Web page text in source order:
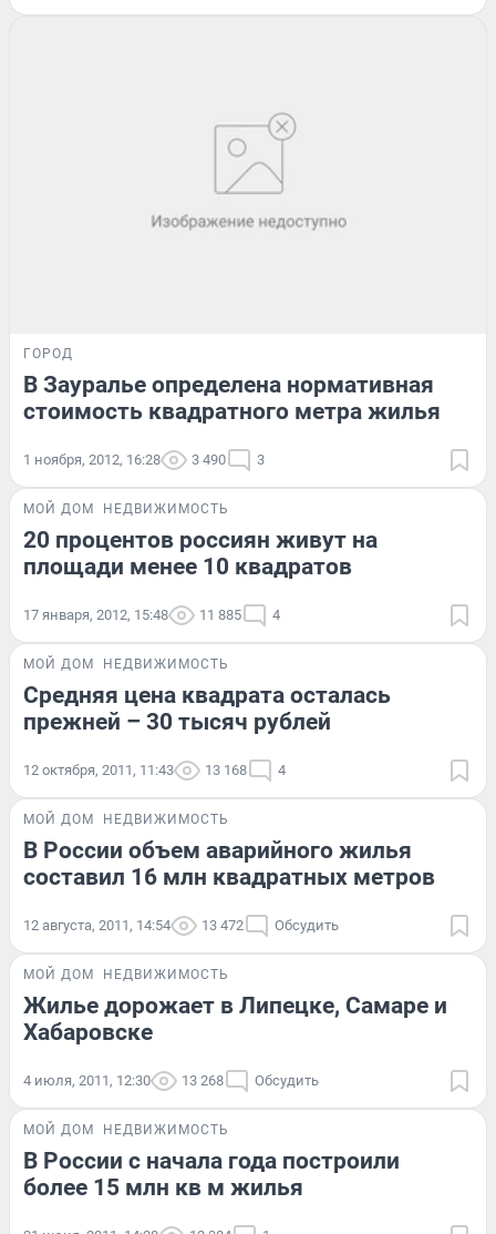
ГОРОД
В Зауралье определена нормативная
стоимость квадратного метра жилья
1 ноября, 2012, 16:28 3 490 3
МОЙ ДОМ НЕДВИЖИМОСТЬ
20 процентов россиян живут на
площади менее 10 квадратов
17 января, 2012, 15:48 11 885 4
МОЙ ДОМ НЕДВИЖИМОСТЬ
Средняя цена квадрата осталась
прежней – 30 тысяч рублей
12 октября, 2011, 11:43 13 168 4
МОЙ ДОМ НЕДВИЖИМОСТЬ
В России объем аварийного жилья
составил 16 млн квадратных метров
12 августа, 2011, 14:54 13 472 Обсудить
МОЙ ДОМ НЕДВИЖИМОСТЬ
Жилье дорожает в Липецке, Самаре и
Хабаровске
4 июля, 2011, 12:30 13 268 Обсудить
МОЙ ДОМ НЕДВИЖИМОСТЬ
В России с начала года построили
более 15 млн кв м жилья